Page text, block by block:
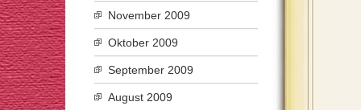
November 2009
Oktober 2009
September 2009
August 2009